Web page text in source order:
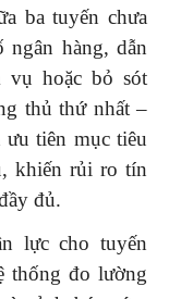
ba tuyến chưa
hàng, dẫn
vụ hoặc bỏ sót
thủ thứ nhất –
tiên mục tiêu
khiến rủi ro tín
đủ.
lực cho tuyến
thống đo lường